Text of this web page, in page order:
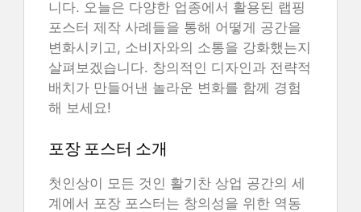
니다. 오늘은 다양한 업종에서 활용된 랩핑
포스터 제작 사례들을 통해 어떻게 공간을
변화시키고, 소비자와의 소통을 강화했는지
살펴보겠습니다. 창의적인 디자인과 전략적
배치가 만들어낸 놀라운 변화를 함께 경험
해 보세요!
포장 포스터 소개
첫인상이 모든 것인 활기찬 상업 공간의 세
계에서 포장 포스터는 창의성을 위한 역동